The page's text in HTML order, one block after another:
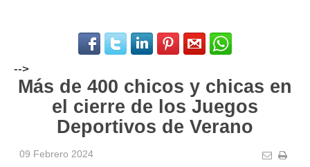
-->
Más de 400 chicos y chicas en
el cierre de los Juegos
Deportivos de Verano
09 Febrero 2024